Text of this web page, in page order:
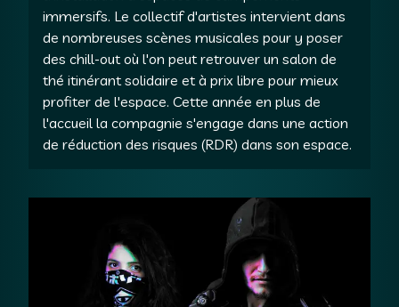
immersifs. Le collectif d'artistes intervient dans
de nombreuses scènes musicales pour y poser
des chill-out où l'on peut retrouver un salon de
thé itinérant solidaire et à prix libre pour mieux
profiter de l'espace. Cette année en plus de
l'accueil la compagnie s'engage dans une action
de réduction des risques (RDR) dans son espace.